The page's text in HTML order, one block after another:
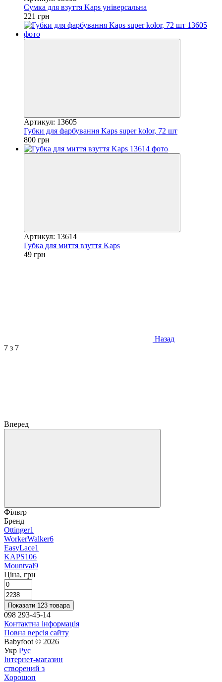
Сумка для взуття Kaps універсальна
221 грн
Артикул: 13605
Губки для фарбування Kaps super kolor, 72 шт
800 грн
Артикул: 13614
Губка для миття взуття Kaps
49 грн
Назад
7 з 7
Вперед
Фільтр
Бренд
Ottinger1
WorkerWalker6
EasyLace1
KAPS106
Mountval9
Ціна, грн
Показати 123 товара
098 293-45-14
Контактна інформація
Повна версія сайту
Babyfoot © 2026
Укр Рус
Інтернет-магазин
створений з
Хорошоп